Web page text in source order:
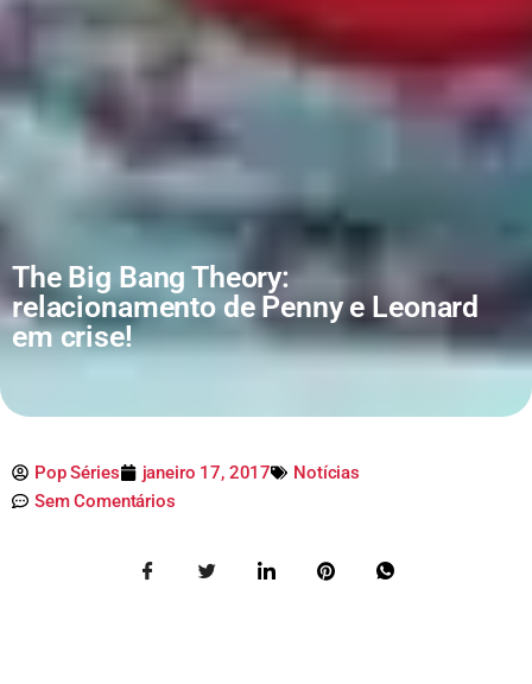
The Big Bang Theory:
relacionamento de Penny e Leonard
em crise!
Pop Séries janeiro 17, 2017
Notícias
Sem Comentários